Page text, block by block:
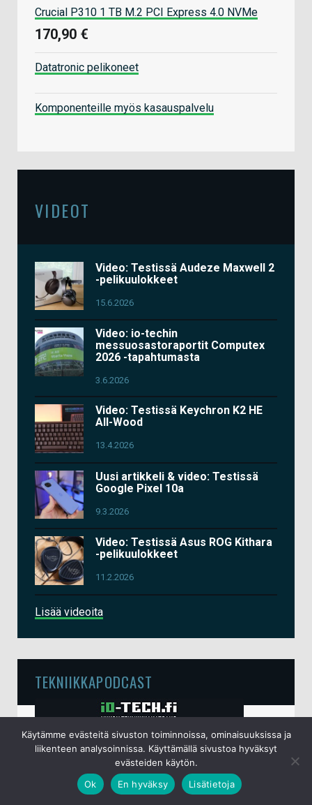
Crucial P310 1 TB M.2 PCI Express 4.0 NVMe
170,90 €
Datatronic pelikoneet
Komponenteille myös kasauspalvelu
VIDEOT
Video: Testissä Audeze Maxwell 2
-pelikuulokkeet
15.6.2026
Video: io-techin
messuosastoraportit Computex
2026 -tapahtumasta
3.6.2026
Video: Testissä Keychron K2 HE
All-Wood
13.4.2026
Uusi artikkeli & video: Testissä
Google Pixel 10a
9.3.2026
Video: Testissä Asus ROG Kithara
-pelikuulokkeet
11.2.2026
Lisää videoita
TEKNIIKKAPODCAST
Käytämme evästeitä sivuston toiminnoissa, ominaisuuksissa ja
liikenteen analysoinnissa. Käyttämällä sivustoa hyväksyt
evästeiden käytön.
Ok
En hyväksy Lisätietoja